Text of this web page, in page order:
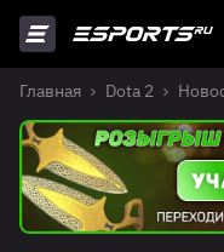
Главная Dota 2